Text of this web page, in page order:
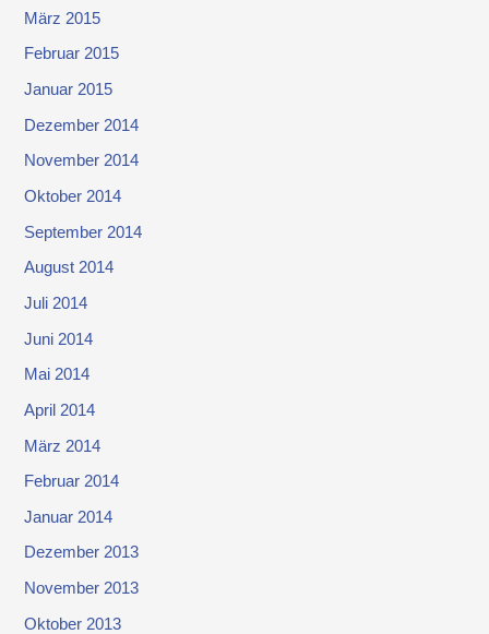
März 2015
Februar 2015
Januar 2015
Dezember 2014
November 2014
Oktober 2014
September 2014
August 2014
Juli 2014
Juni 2014
Mai 2014
April 2014
März 2014
Februar 2014
Januar 2014
Dezember 2013
November 2013
Oktober 2013